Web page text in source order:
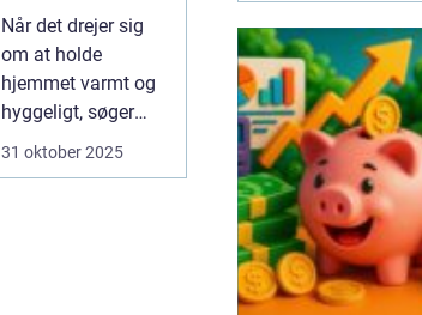
til opvarmning
Når det drejer sig
om at holde
hjemmet varmt og
hyggeligt, søger
mange efter en
31 oktober 2025
måltider serveret;
en del af din hunds
daglige rutine og
have stor